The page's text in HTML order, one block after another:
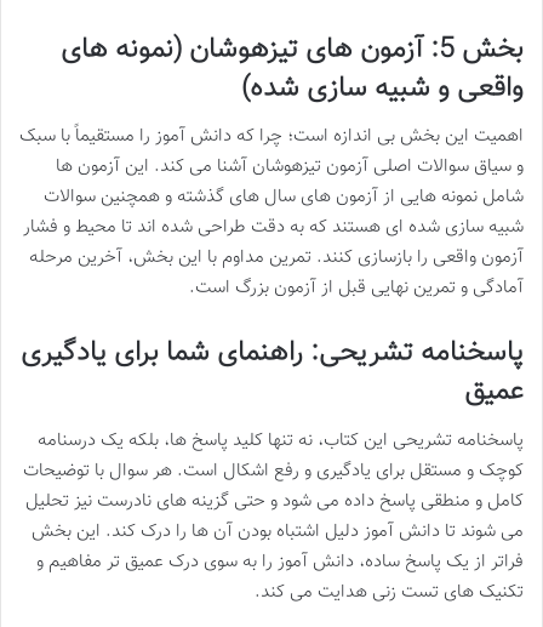
بخش 5: آزمون های تیزهوشان (نمونه های
واقعی و شبیه سازی شده)
اهمیت این بخش بی اندازه است؛ چرا که دانش آموز را مستقیماً با سبک
و سیاق سوالات اصلی آزمون تیزهوشان آشنا می کند. این آزمون ها
شامل نمونه هایی از آزمون های سال های گذشته و همچنین سوالات
شبیه سازی شده ای هستند که به دقت طراحی شده اند تا محیط و فشار
آزمون واقعی را بازسازی کنند. تمرین مداوم با این بخش، آخرین مرحله
آمادگی و تمرین نهایی قبل از آزمون بزرگ است.
پاسخنامه تشریحی: راهنمای شما برای یادگیری
عمیق
پاسخنامه تشریحی این کتاب، نه تنها کلید پاسخ ها، بلکه یک درسنامه
کوچک و مستقل برای یادگیری و رفع اشکال است. هر سوال با توضیحات
کامل و منطقی پاسخ داده می شود و حتی گزینه های نادرست نیز تحلیل
می شوند تا دانش آموز دلیل اشتباه بودن آن ها را درک کند. این بخش
فراتر از یک پاسخ ساده، دانش آموز را به سوی درک عمیق تر مفاهیم و
تکنیک های تست زنی هدایت می کند.